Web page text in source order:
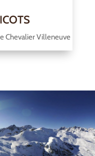
Chevalier Villeneuve